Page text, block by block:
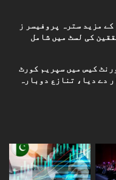
مزید سترہ پروفیسر ز
کی لسٹ میں شامل
کیس میں سپریم کورٹ
دے دیا، تنازع دوبارہ